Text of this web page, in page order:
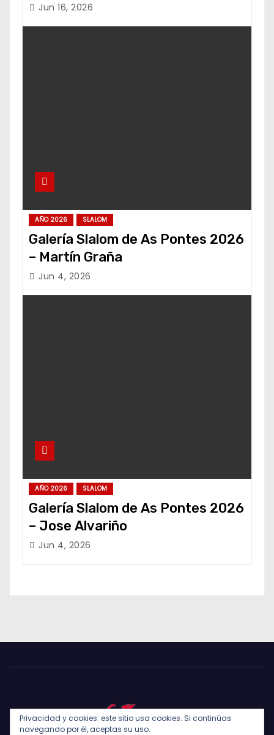
Jun 16, 2026
AÑO 2026 SLALOM
Galería Slalom de As Pontes 2026
– Martín Graña
Jun 4, 2026
AÑO 2026 SLALOM
Galería Slalom de As Pontes 2026
– Jose Alvariño
Jun 4, 2026
Privacidad y cookies: este sitio usa cookies. Si continúas
navegando por él, aceptas su uso.